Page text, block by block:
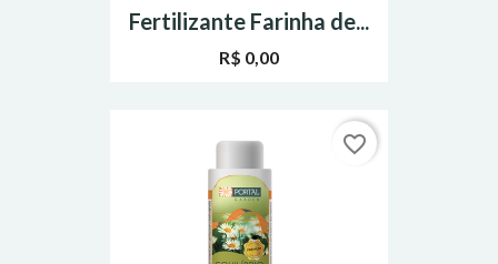
Fertilizante Farinha de...
R$ 0,00
favorite_border